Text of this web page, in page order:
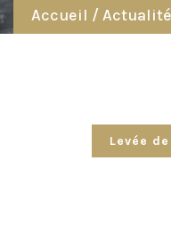
Levée
Accueil /